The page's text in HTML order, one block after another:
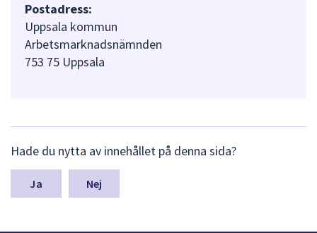
Postadress:
Uppsala kommun
Arbetsmarknadsnämnden
753 75 Uppsala
ä
m
a
y
Hade du nytta av innehållet på denna sida?
Nej